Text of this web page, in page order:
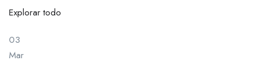
Explorar todo
03
Mar